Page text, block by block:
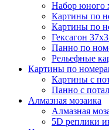
Набор юного
Картины по
Картины по
Гексагон
Панно по
Рельефные
Картины по
Картины с
Панно с
Алмазная мозаика
Алмазная
5D реплики